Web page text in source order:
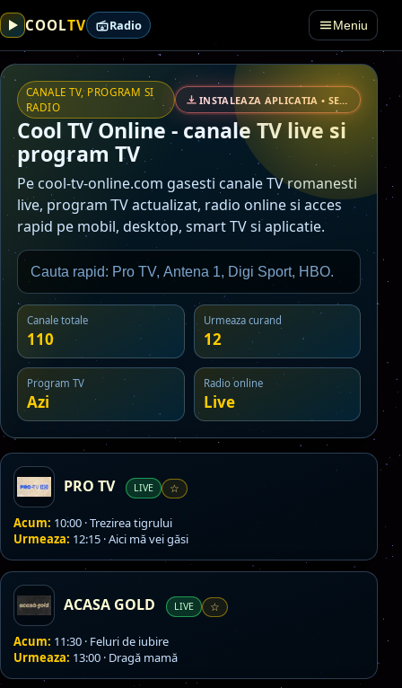
COOLTV Radio Meniu
CANALE TV, PROGRAM SI
RADIO
INSTALEAZA APLICATIA • SECURIZAT
Cool TV Online - canale TV live si
program TV
Pe cool-tv-online.com gasesti canale TV romanesti
live, program TV actualizat, radio online si acces
rapid pe mobil, desktop, smart TV si aplicatie.
Canale totale
110
Urmeaza curand
12
Program TV
Azi
Radio online
Live
PRO TV LIVE ☆
Acum: 10:00 · Trezirea tigrului
Urmeaza: 12:15 · Aici mă vei găsi
ACASA GOLD LIVE ☆
Acum: 11:30 · Feluri de iubire
Urmeaza: 13:00 · Dragă mamă